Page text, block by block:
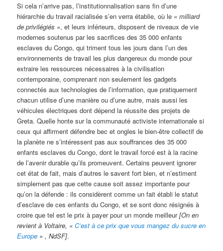
Si cela n’arrive pas, l’institutionnalisation sans fin d’une
hiérarchie du travail racialisée s’en verra établie, où le « milliard
de privilégiés », et leurs inférieurs, disposent de niveaux de vie
modernes soutenus par les sacrifices des 35 000 enfants
esclaves du Congo, qui triment tous les jours dans l’un des
environnements de travail les plus dangereux du monde pour
extraire les ressources nécessaires à la civilisation
contemporaine, comprenant non seulement les gadgets
connectés aux technologies de l’information, que pratiquement
chacun utilise d’une manière ou d’une autre, mais aussi les
véhicules électriques dont dépend la réussite des projets de
Greta. Quelle honte sur la communauté activiste internationale si
ceux qui affirment défendre bec et ongles le bien-être collectif de
la planète ne s’intéressent pas aux souffrances des 35 000
enfants esclaves du Congo, dont le travail forcé est à la racine
de l’avenir durable qu’ils promeuvent. Certains peuvent ignorer
cet état de fait, mais d’autres le savent fort bien, et n’estiment
simplement pas que cette cause soit assez importante pour
qu’on la défende : ils considèrent comme un fait établi le statut
d’esclave de ces enfants du Congo, et se sont donc résignés à
croire que tel est le prix à payer pour un monde meilleur[On en
revient à Voltaire, «C’est à ce prix que vous mangez du sucre en
Europe » , NdSF].